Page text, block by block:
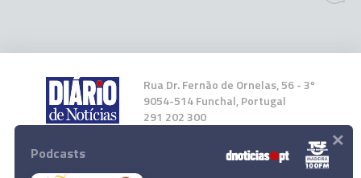
Rua Dr. Fernão de Ornelas, 56 - 3º
9054-514 Funchal, Portugal
291 202 300
Instale a nossa App
Podcasts ×